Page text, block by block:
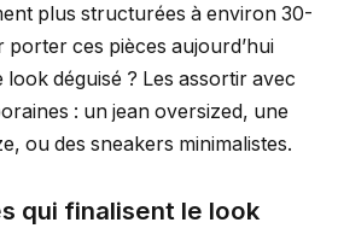
plus structurées à environ 30-
porter ces pièces aujourd’hui
déguisé ? Les assortir avec
: un jean oversized, une
ou des sneakers minimalistes.
qui finalisent le look